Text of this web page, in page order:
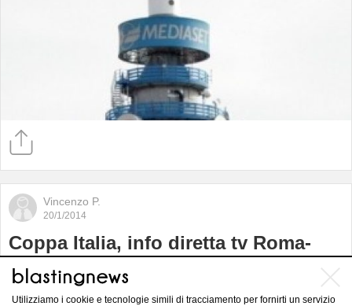
Vincenzo P.
20/1/2014
Coppa Italia, info diretta tv Roma-
Juventus, Milan-Udinese, Fiorentina-
Siena 21-22 e 23 gennaio 2014
Utilizziamo i cookie e tecnologie simili di tracciamento per fornirti un servizio